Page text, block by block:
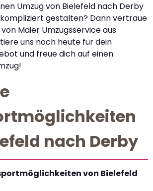
Umzug von Bielefeld nach Derby
gestalten? Dann vertraue
Maier Umzugsservice aus
uns noch heute für dein
und freue dich auf einen
nach Derby
von Bielefeld